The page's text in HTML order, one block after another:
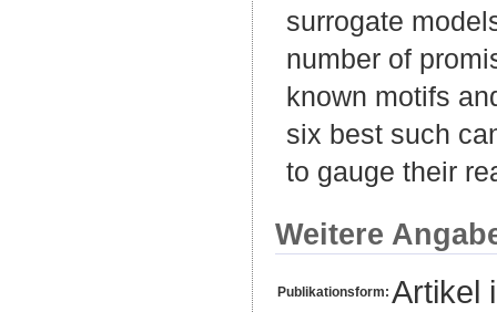
surrogate
number of
known motifs
six best such
to gauge their
Weitere
Publikationsform: Artikel